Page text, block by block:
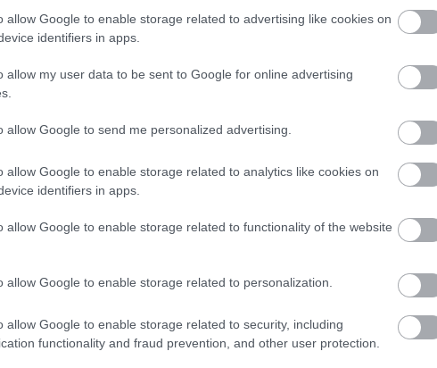
allow Google to enable storage related to advertising like cookies on
identifiers in apps.
allow my user data to be sent to Google for online advertising
allow Google to send me personalized advertising.
allow Google to enable storage related to analytics like cookies on
identifiers in apps.
allow Google to enable storage related to functionality of the website
allow Google to enable storage related to personalization.
allow Google to enable storage related to security, including
functionality and fraud prevention, and other user protection.
érdekelt, ha már a városban járok, de tetszett a
napraforgóit akarod megtekinteni, akkor azt is itt kell
c. festménye is.
útba a kínai negyedet
ahogy a londoni házak fel vannak díszítve kínai
az egyveleg.